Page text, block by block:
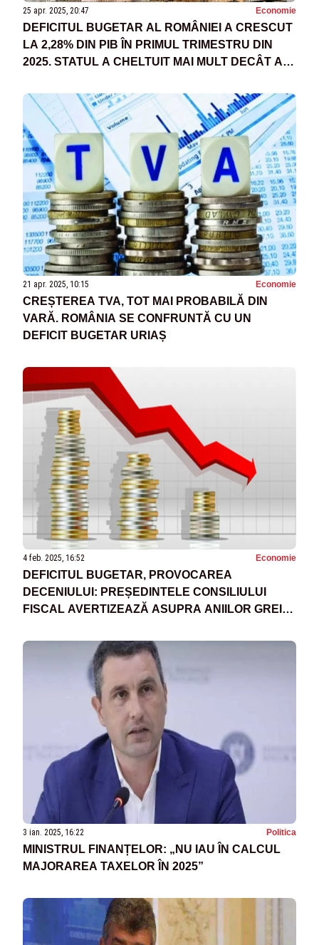
25 apr. 2025, 20:47 Economie
DEFICITUL BUGETAR AL ROMÂNIEI A CRESCUT
LA 2,28% DIN PIB ÎN PRIMUL TRIMESTRU DIN
2025. STATUL A CHELTUIT MAI MULT DECÂT A
21 apr. 2025, 10:15 Economie
CREȘTEREA TVA, TOT MAI PROBABILĂ DIN
VARĂ. ROMÂNIA SE CONFRUNTĂ CU UN
DEFICIT BUGETAR URIAȘ
4 feb. 2025, 16:52 Economie
DEFICITUL BUGETAR, PROVOCAREA
DECENIULUI: PREȘEDINTELE CONSILIULUI
FISCAL AVERTIZEAZĂ ASUPRA ANIILOR GREI
URECHE, DAR PERICOLUL NU A TRECUT”
3 ian. 2025, 16:22 Politica
MINISTRUL FINANȚELOR: „NU IAU ÎN CALCUL
MAJORAREA TAXELOR ÎN 2025”